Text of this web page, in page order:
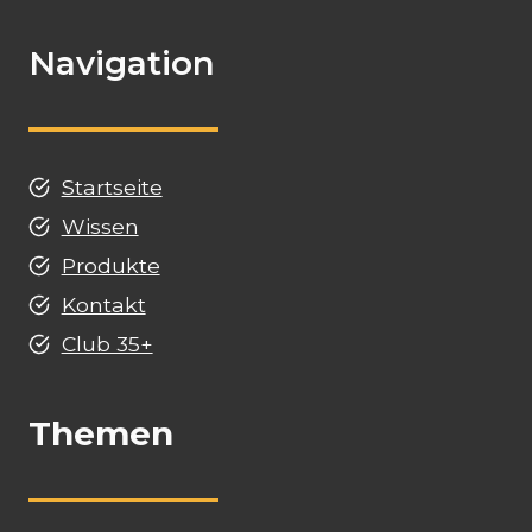
Navigation
Startseite
Wissen
Produkte
Kontakt
Club 35+
Themen